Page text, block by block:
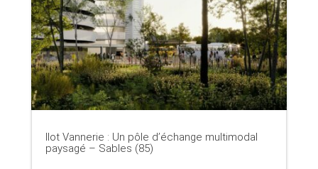
Ilot Vannerie : Un pôle d’échange multimodal
paysagé – Sables (85)